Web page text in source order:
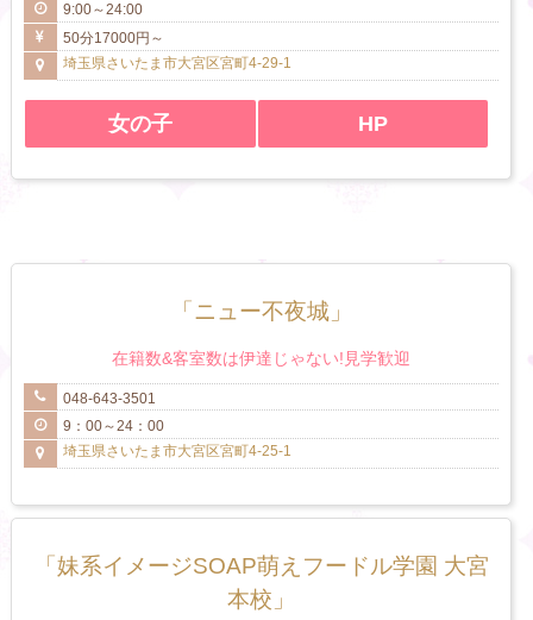
9:00～24:00
50分17000円～
埼玉県さいたま市大宮区宮町4-29-1
女の子 HP
「ニュー不夜城」
在籍数&客室数は伊達じゃない!見学歓迎
048-643-3501
9：00～24：00
埼玉県さいたま市大宮区宮町4-25-1
「妹系イメージSOAP萌えフードル学園 大宮
本校」